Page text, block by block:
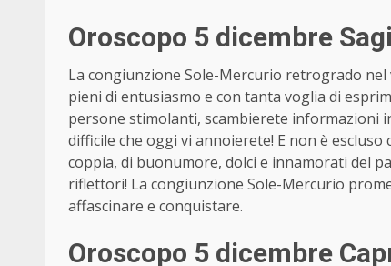
Oroscopo 5 dicembre
La congiunzione Sole-Mercurio retrogrado
pieni di entusiasmo e con tanta voglia di
persone stimolanti, scambierete informazioni
difficile che oggi vi annoierete! E non è
coppia, di buonumore, dolci e innamorati del
riflettori! La congiunzione Sole-Mercurio
affascinare e conquistare.
Oroscopo 5 dicembre